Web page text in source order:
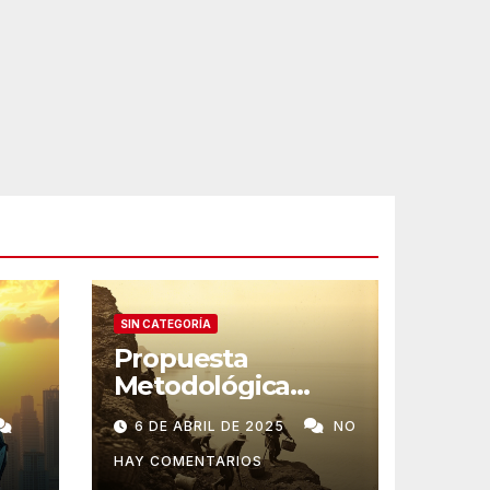
SIN CATEGORÍA
Propuesta
Metodológica
Digital: Redes
Trasatlánticas de
Poder
6 DE ABRIL DE 2025 NO
HAY COMENTARIOS